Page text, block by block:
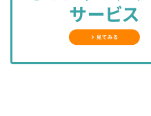
る
ア
す
る